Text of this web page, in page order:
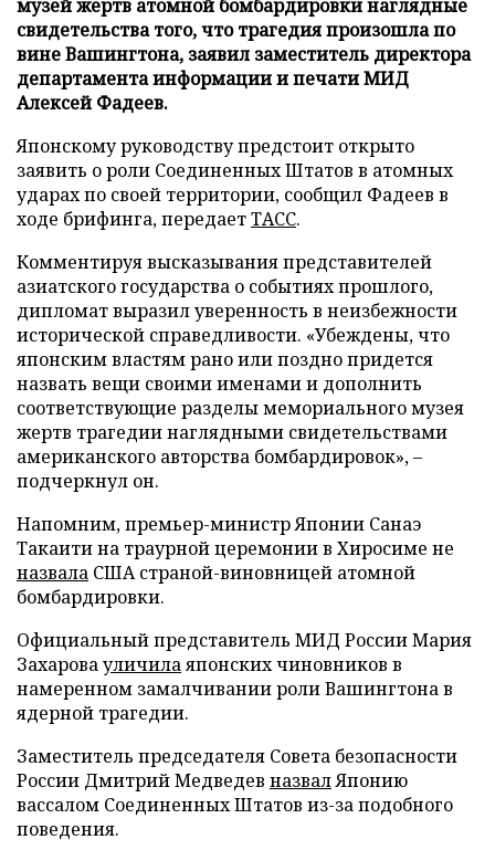
музей жертв атомной бомбардировки наглядные
свидетельства того, что трагедия произошла по
вине Вашингтона, заявил заместитель директора
департамента информации и печати МИД
Алексей Фадеев.
Японскому руководству предстоит открыто
заявить о роли Соединенных Штатов в атомных
ударах по своей территории, сообщил Фадеев в
ходе брифинга, передаетТАСС.
Комментируя высказывания представителей
азиатского государства о событиях прошлого,
дипломат выразил уверенность в неизбежности
исторической справедливости. «Убеждены, что
японским властям рано или поздно придется
назвать вещи своими именами и дополнить
соответствующие разделы мемориального музея
жертв трагедии наглядными свидетельствами
американского авторства бомбардировок», –
подчеркнул он.
Напомним, премьер-министр Японии Санаэ
Такаити на траурной церемонии в Хиросиме не
назвала США страной-виновницей атомной
бомбардировки.
Официальный представитель МИД России Мария
Захаровауличилаяпонских чиновников в
намеренном замалчивании роли Вашингтона в
ядерной трагедии.
Заместитель председателя Совета безопасности
России Дмитрий Медведев назвалЯпонию
вассалом Соединенных Штатов из-за подобного
поведения.